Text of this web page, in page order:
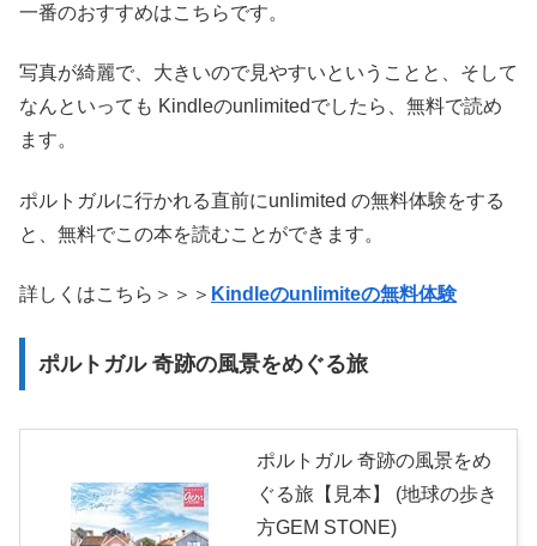
一番のおすすめはこちらです。
写真が綺麗で、大きいので見やすいということと、そして
なんといっても Kindleのunlimitedでしたら、無料で読め
ます。
ポルトガルに行かれる直前にunlimited の無料体験をする
と、無料でこの本を読むことができます。
詳しくはこちら＞＞＞ Kindleのunlimiteの無料体験
ポルトガル 奇跡の風景をめぐる旅
ポルトガル 奇跡の風景をめ
ぐる旅【見本】 (地球の歩き
方GEM STONE)